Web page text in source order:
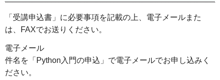
「受講申込書」に必要事項を記載の上、電子メールまた
は、FAXでお送りください。
電子メール
件名を「Python入門の申込」で電子メールでお申し込みく
ださい。